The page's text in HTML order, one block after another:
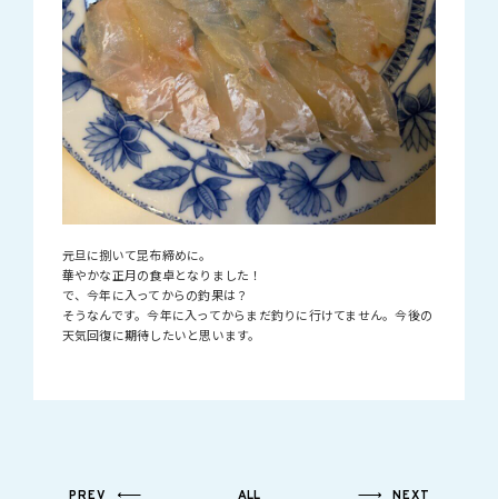
元旦に捌いて昆布締めに。
華やかな正月の食卓となりました！
で、今年に入ってからの釣果は？
そうなんです。今年に入ってからまだ釣りに行けてません。今後の
天気回復に期待したいと思います。
PREV ALL NEXT